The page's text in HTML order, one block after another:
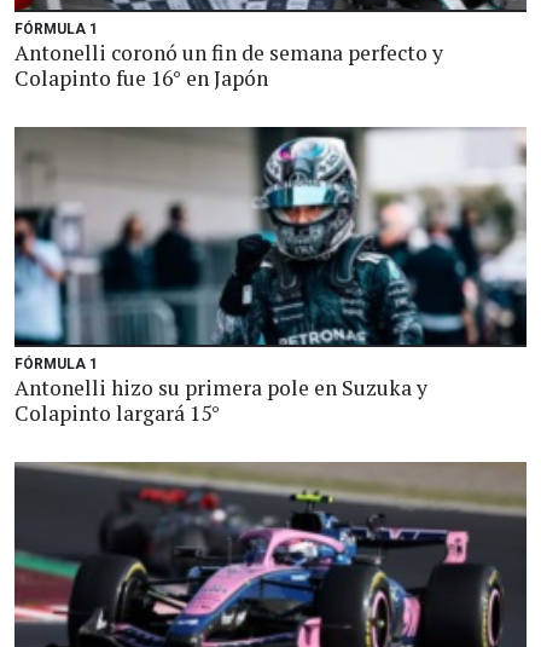
FÓRMULA 1
Antonelli coronó un fin de semana perfecto y
Colapinto fue 16° en Japón
FÓRMULA 1
Antonelli hizo su primera pole en Suzuka y
Colapinto largará 15°